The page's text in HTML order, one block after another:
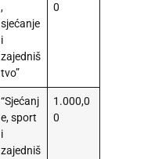
,
sjećanje
i
zajedniš
tvo”
0
“Sjećanj
e, sport
i
zajedniš
1.000,0
0